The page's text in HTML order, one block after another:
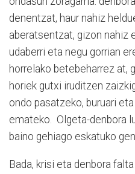
denentzat, haur nahiz
aberatsentzat, gizon nahiz
udaberri eta negu gorrian
horrelako betebeharrez at,
horiek gutxi iruditzen
ondo pasatzeko, buruari
emateko. Olgeta-denbora
baino gehiago eskatuko
Bada, krisi eta denbora